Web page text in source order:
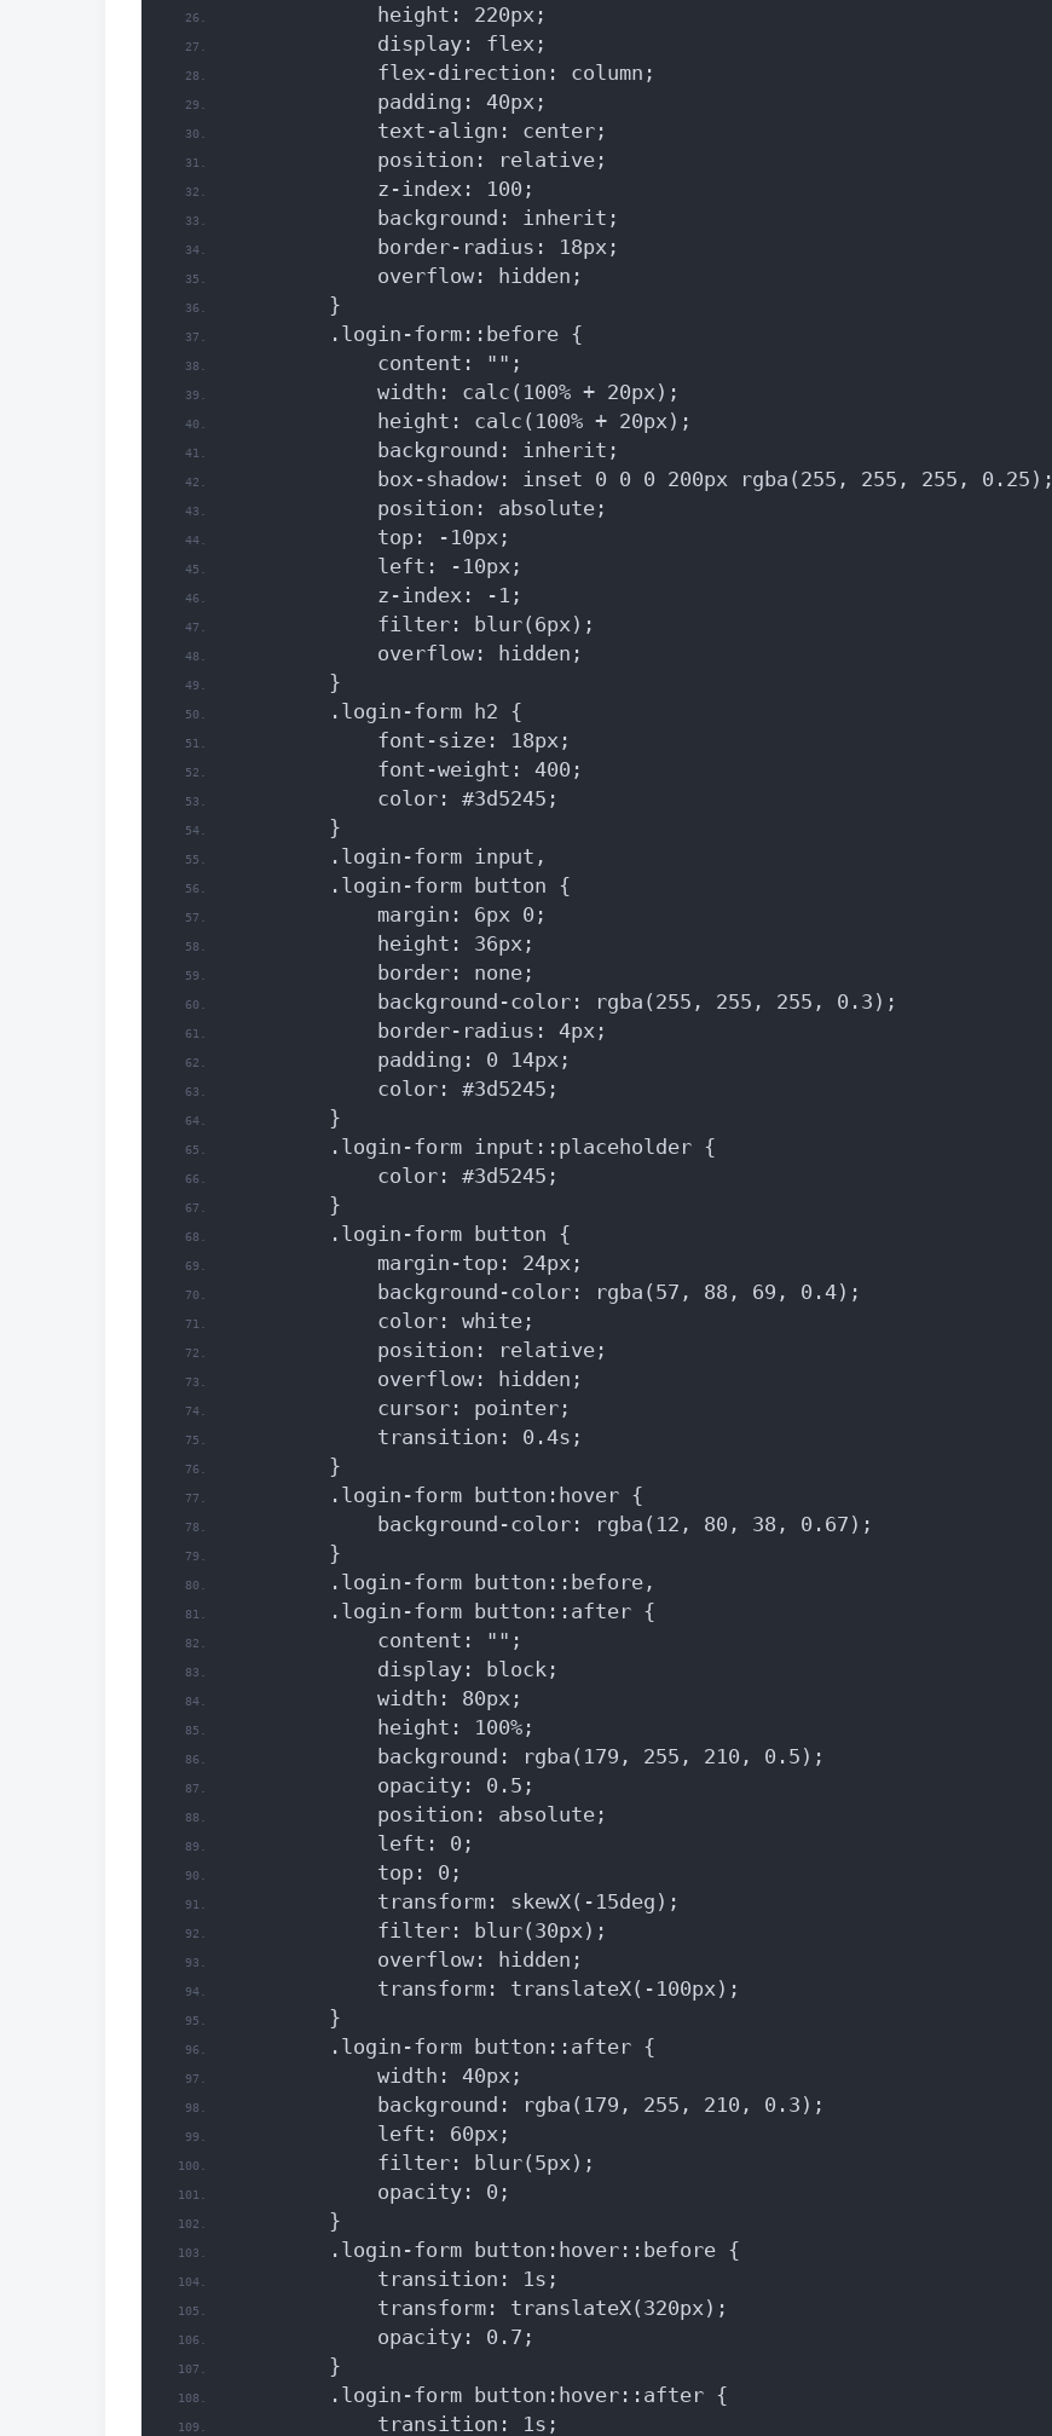
            height: 220px;
            display: flex;
            flex-direction: column;
            padding: 40px;
            text-align: center;
            position: relative;
            z-index: 100;
            background: inherit;
            border-radius: 18px;
            overflow: hidden;
        }
        .login-form::before {
            content: "";
            width: calc(100% + 20px);
            height: calc(100% + 20px);
            background: inherit;
            box-shadow: inset 0 0 0 200px rgba(255, 255, 255, 0.25);
            position: absolute;
            top: -10px;
            left: -10px;
            z-index: -1;
            filter: blur(6px);
            overflow: hidden;
        }
        .login-form h2 {
            font-size: 18px;
            font-weight: 400;
            color: #3d5245;
        }
        .login-form input,
        .login-form button {
            margin: 6px 0;
            height: 36px;
            border: none;
            background-color: rgba(255, 255, 255, 0.3);
            border-radius: 4px;
            padding: 0 14px;
            color: #3d5245;
        }
        .login-form input::placeholder {
            color: #3d5245;
        }
        .login-form button {
            margin-top: 24px;
            background-color: rgba(57, 88, 69, 0.4);
            color: white;
            position: relative;
            overflow: hidden;
            cursor: pointer;
            transition: 0.4s;
        }
        .login-form button:hover {
            background-color: rgba(12, 80, 38, 0.67);
        }
        .login-form button::before,
        .login-form button::after {
            content: "";
            display: block;
            width: 80px;
            height: 100%;
            background: rgba(179, 255, 210, 0.5);
            opacity: 0.5;
            position: absolute;
            left: 0;
            top: 0;
            transform: skewX(-15deg);
            filter: blur(30px);
            overflow: hidden;
            transform: translateX(-100px);
        }
        .login-form button::after {
            width: 40px;
            background: rgba(179, 255, 210, 0.3);
            left: 60px;
            filter: blur(5px);
            opacity: 0;
        }
        .login-form button:hover::before {
            transition: 1s;
            transform: translateX(320px);
            opacity: 0.7;
        }
        .login-form button:hover::after {
            transition: 1s;